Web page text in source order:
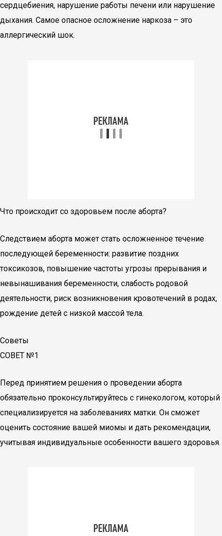
сердцебиения, нарушение работы печени или нарушение
дыхания. Самое опасное осложнение наркоза – это
аллергический шок.
Что происходит со здоровьем после аборта?
Следствием аборта может стать осложненное течение
последующей беременности: развитие поздних
токсикозов, повышение частоты угрозы прерывания и
невынашивания беременности, слабость родовой
деятельности, риск возникновения кровотечений в родах,
рождение детей с низкой массой тела.
Советы
СОВЕТ №1
Перед принятием решения о проведении аборта
обязательно проконсультируйтесь с гинекологом, который
специализируется на заболеваниях матки. Он сможет
оценить состояние вашей миомы и дать рекомендации,
учитывая индивидуальные особенности вашего здоровья.